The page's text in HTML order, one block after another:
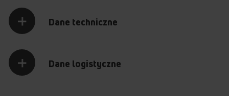
Dane techniczne
Dane logistyczne